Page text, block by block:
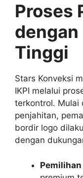
Proses
Tinggi
Stars Konveksi
IKPI melalui
terkontrol. Mulai
penjahitan,
bordir logo
dengan
Pemilihan